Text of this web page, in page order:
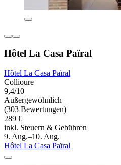
Hôtel La Casa Païral
Hôtel La Casa Païral
Collioure
9,4/10
Außergewöhnlich
(303 Bewertungen)
289 €
inkl. Steuern & Gebühren
9. Aug.–10. Aug.
Hôtel La Casa Païral